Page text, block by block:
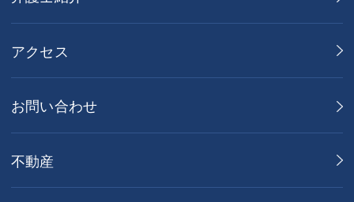
アクセス
お問い合わせ
不動産